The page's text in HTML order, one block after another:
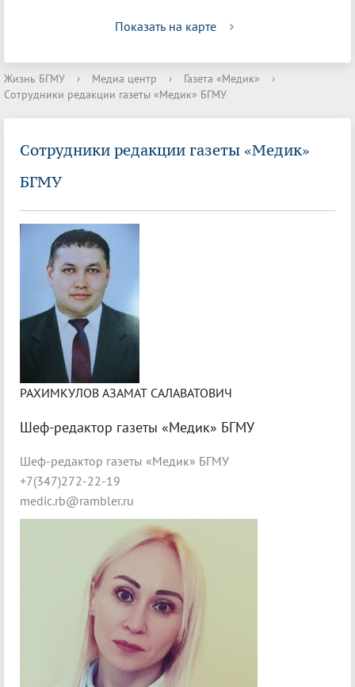
Показать на карте
Жизнь БГМУ › Медиа центр › Газета «Медик»
›
Сотрудники редакции газеты «Медик» БГМУ
Сотрудники редакции газеты «Медик»
БГМУ
РАХИМКУЛОВ АЗАМАТ САЛАВАТОВИЧ
Шеф-редактор газеты «Медик» БГМУ
Шеф-редактор газеты «Медик» БГМУ
+7(347)272-22-19
medic.rb@rambler.ru